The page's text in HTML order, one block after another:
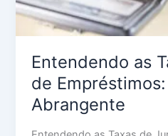
Entendendo as
de
Abrangente
Abrangente